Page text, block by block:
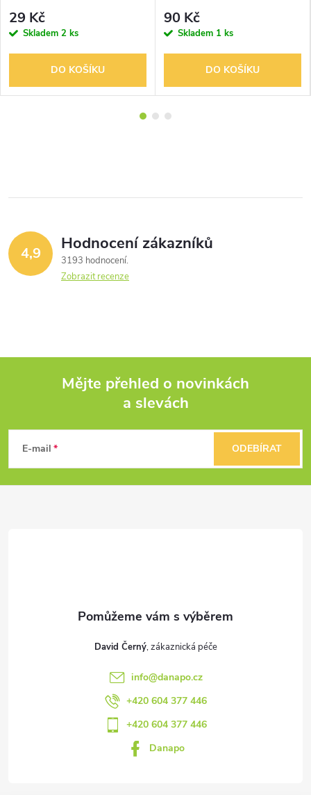
29 Kč
Skladem 2 ks
DO KOŠÍKU
90 Kč
Skladem 1 ks
DO KOŠÍKU
4,9 Hodnocení zákazníků
3193 hodnocení
Zobrazit recenze
p
Mějte přehled o novinkách
a slevách
E-mail ODEBÍRAT
David Černý
info@danapo.cz
+420 604 377 446
+420 604 377 446
Danapo